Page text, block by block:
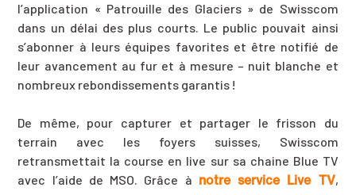
l’application « Patrouille des Glaciers » de Swisscom
dans un délai des plus courts. Le public pouvait ainsi
s’abonner à leurs équipes favorites et être notifié de
leur avancement au fur et à mesure – nuit blanche et
nombreux rebondissements garantis !
De même, pour capturer et partager le frisson du
terrain avec les foyers suisses, Swisscom
retransmettait la course en live sur sa chaine Blue TV
avec l’aide de MSO. Grâce à notre service Live TV,